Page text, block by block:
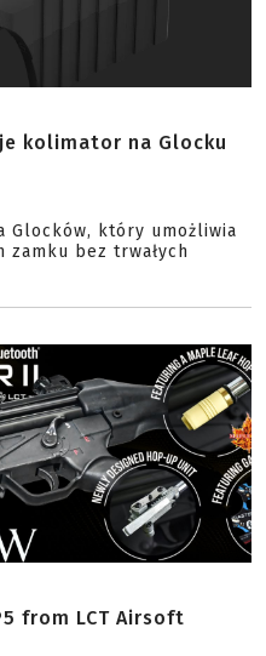
kolimator na Glocku
który umożliwia
bez trwałych
from LCT Airsoft